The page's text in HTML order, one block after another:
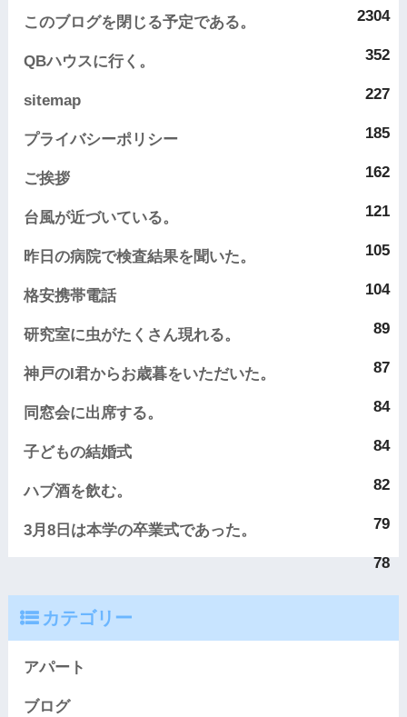
2304
このブログを閉じる予定である。
352
QBハウスに行く。
227
sitemap
185
プライバシーポリシー
162
ご挨拶
121
台風が近づいている。
105
昨日の病院で検査結果を聞いた。
104
格安携帯電話
89
研究室に虫がたくさん現れる。
87
神戸のI君からお歳暮をいただいた。
84
同窓会に出席する。
84
子どもの結婚式
82
ハブ酒を飲む。
79
3月8日は本学の卒業式であった。
78
カテゴリー
アパート
ブログ